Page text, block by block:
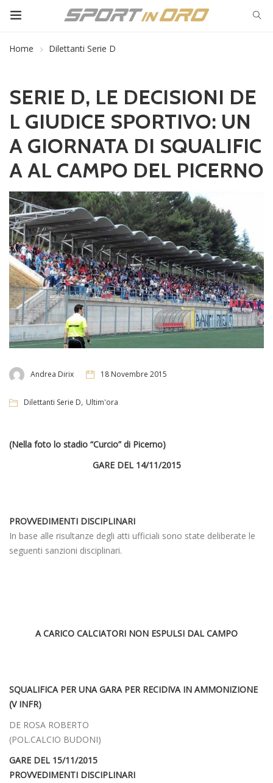
Home Dilettanti Serie D
SERIE D, LE DECISIONI DE
L GIUDICE SPORTIVO: UN
A GIORNATA DI SQUALIFIC
A AL CAMPO DEL PICERNO
Andrea Dirix 18 Novembre 2015
Dilettanti Serie D, Ultim'ora
(Nella foto lo stadio “Curcio” di Picerno)
GARE DEL 14/11/2015
PROVVEDIMENTI DISCIPLINARI
In base alle risultanze degli atti ufficiali sono state deliberate le
seguenti sanzioni disciplinari.
A CARICO CALCIATORI NON ESPULSI DAL CAMPO
SQUALIFICA PER UNA GARA PER RECIDIVA IN AMMONIZIONE
(V INFR)
DE ROSA ROBERTO
(POL.CALCIO BUDONI)
GARE DEL 15/11/2015
PROVVEDIMENTI DISCIPLINARI